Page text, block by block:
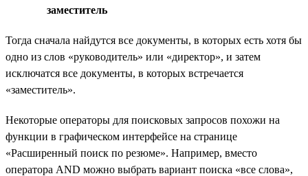
заместитель
Тогда сначала найдутся все документы, в которых есть хотя бы
одно из слов «руководитель» или «директор», и затем
исключатся все документы, в которых встречается
«заместитель».
Некоторые операторы для поисковых запросов похожи на
функции в графическом интерфейсе на странице
«Расширенный поиск по резюме». Например, вместо
оператора AND можно выбрать вариант поиска «все слова»,